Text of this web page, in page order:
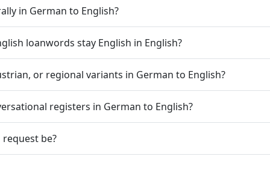
in German to English?
loanwords stay English in English?
or regional variants in German to English?
registers in German to English?
be?